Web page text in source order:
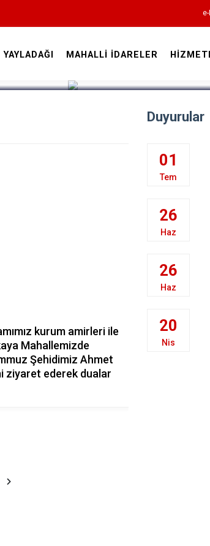
Altınözü
Dörtyol
Hassa
İskenderun
Kumlu
YAYLADAĞI MAHALLİ İDARELER
kurum amirleri ile
Mahallemizde
Şehidimiz Ahmet
ziyaret ederek dualar
Aziz
Tacımızdır.
Duyurular
01
Tem
26
Haz
26
Haz
20
Nis